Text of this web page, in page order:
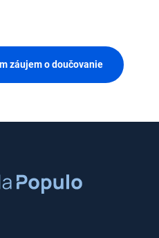
záujem o doučovanie